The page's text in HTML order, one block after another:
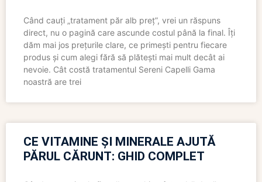
Când cauți „tratament păr alb preț”, vrei un răspuns
direct, nu o pagină care ascunde costul până la final. Îți
dăm mai jos prețurile clare, ce primești pentru fiecare
produs și cum alegi fără să plătești mai mult decât ai
nevoie. Cât costă tratamentul Sereni Capelli Gama
noastră are trei
CE VITAMINE ȘI MINERALE AJUTĂ
PĂRUL CĂRUNT: GHID COMPLET